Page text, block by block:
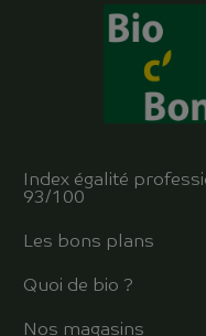
Index égalité
93/100
Les bons plans
Quoi de bio ?
Nos magasins